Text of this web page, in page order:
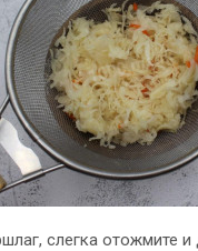
слегка отожмите